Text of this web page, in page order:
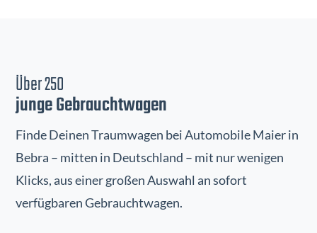
Über 250
junge Gebrauchtwagen
Finde Deinen Traumwagen bei Automobile Maier in
Bebra – mitten in Deutschland – mit nur wenigen
Klicks, aus einer großen Auswahl an sofort
verfügbaren Gebrauchtwagen.